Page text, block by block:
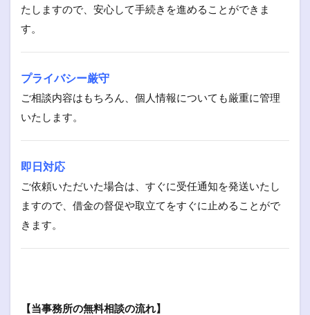
たしますので、安心して手続きを進めることができま
す。
プライバシー厳守
ご相談内容はもちろん、個人情報についても厳重に管理
いたします。
即日対応
ご依頼いただいた場合は、すぐに受任通知を発送いたし
ますので、借金の督促や取立てをすぐに止めることがで
きます。
【当事務所の無料相談の流れ】